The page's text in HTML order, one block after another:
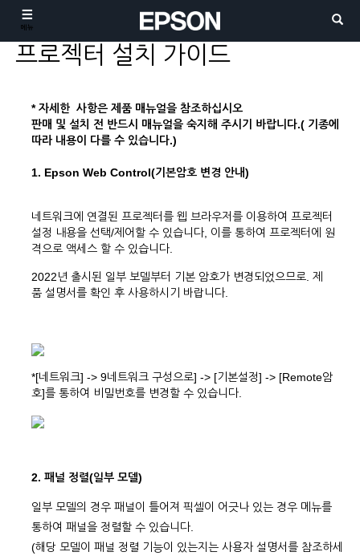
메뉴
프로젝터 설치 가이드
* 자세한 사항은 제품 매뉴얼을 참조하십시오
판매 및 설치 전 반드시 매뉴얼을 숙지해 주시기 바랍니다.( 기종에
따라 내용이 다를 수 있습니다.)
1. Epson Web Control(기본암호 변경 안내)
네트워크에 연결된 프로젝터를 웹 브라우저를 이용하여 프로젝터
설정 내용을 선택/제어할 수 있습니다, 이를 통하여 프로젝터에 원
격으로 액세스 할 수 있습니다.
2022년 출시된 일부 보델부터 기본 암호가 변경되었으므로. 제
품 설명서를 확인 후 사용하시기 바랍니다.
*[네트워크] -> 9네트워크 구성으로] -> [기본설정] -> [Remote암
호]를 통하여 비밀번호를 변경할 수 있습니다.
2. 패널 정렬(일부 모델)
일부 모델의 경우 패널이 틀어져 픽셀이 어긋나 있는 경우 메뉴를
통하여 패널을 정렬할 수 있습니다.
(해당 모델이 패널 정렬 기능이 있는지는 사용자 설명서를 참조하세